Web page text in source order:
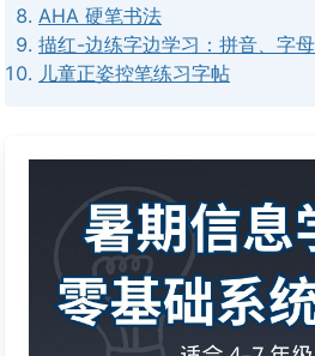
AHA 硬笔书法
描红-边练字边学习：拼音、字
儿童正姿控笔练习字帖